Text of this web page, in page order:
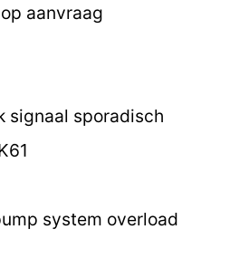
aanvraag
signaal sporadisch
system overload